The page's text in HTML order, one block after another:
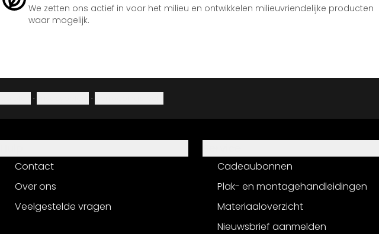
We zetten ons actief in voor het milieu en ontwikkelen milieuvriendelijke producten
waar mogelijk.
· ·
Contact
Over ons
Veelgestelde vragen
Cadeaubonnen
Plak- en montagehandleidingen
Materiaaloverzicht
Nieuwsbrief aanmelden